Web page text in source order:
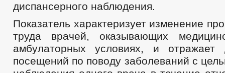
диспансерного наблюдения.
Показатель характеризует изменение
труда врачей, оказывающих
амбулаторных условиях, и отражает
посещений по поводу заболеваний с